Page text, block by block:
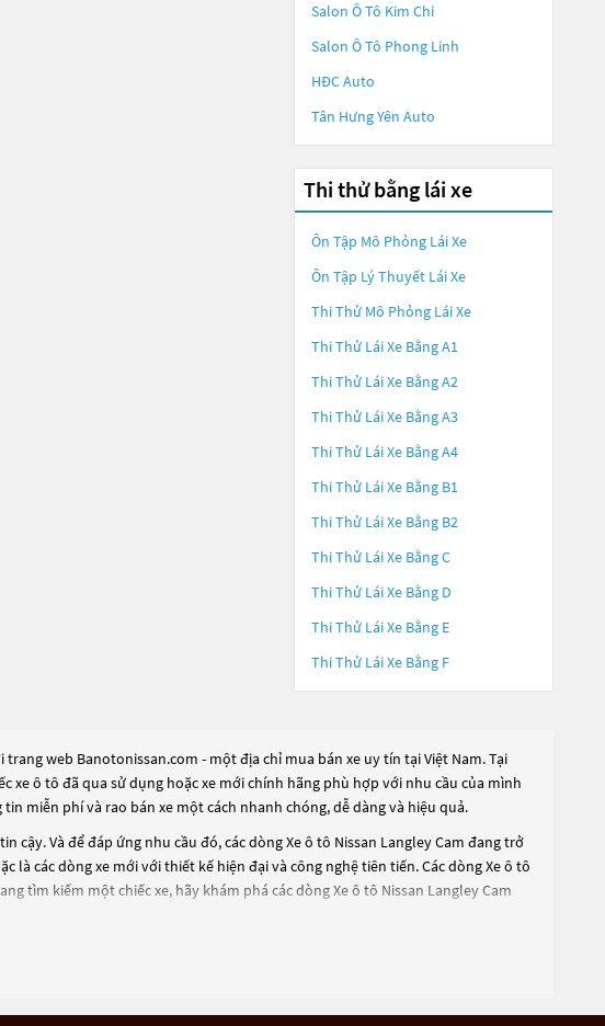
Salon Ô Tô Kim Chi
Salon Ô Tô Phong Linh
HĐC Auto
Tân Hưng Yên Auto
Thi thử bằng lái xe
Ôn Tập Mô Phỏng Lái Xe
Ôn Tập Lý Thuyết Lái Xe
Thi Thử Mô Phỏng Lái Xe
Thi Thử Lái Xe Bằng A1
Thi Thử Lái Xe Bằng A2
Thi Thử Lái Xe Bằng A3
Thi Thử Lái Xe Bằng A4
Thi Thử Lái Xe Bằng B1
Thi Thử Lái Xe Bằng B2
Thi Thử Lái Xe Bằng C
Thi Thử Lái Xe Bằng D
Thi Thử Lái Xe Bằng E
Thi Thử Lái Xe Bằng F
web Banotonissan.com - một địa chỉ mua bán xe uy tín tại Việt Nam. Tại
xe ô tô đã qua sử dụng hoặc xe mới chính hãng phù hợp với nhu cầu của mình
miễn phí và rao bán xe một cách nhanh chóng, dễ dàng và hiệu quả.
cậy. Và để đáp ứng nhu cầu đó, các dòngXe ô tô Nissan Langley Cam đang trở
là các dòng xe mới với thiết kế hiện đại và công nghệ tiên tiến. Các dòngXe ô tô
tìm kiếm một chiếc xe, hãy khám phá các dòngXe ô tô Nissan Langley Cam